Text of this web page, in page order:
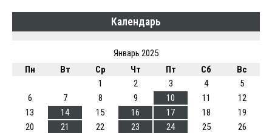
Календарь
Январь 2025
Пн
Вт Ср Чт Пт Сб
Вс
1
2 3 4
5
6
7 8 9 10 11
12
13
14 15 16 17 18
19
20
21 22 23 24 25
26